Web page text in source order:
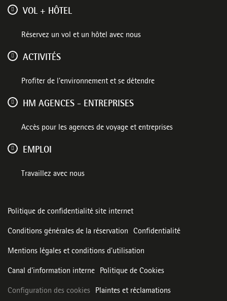
VOL + HÔTEL
Réservez un vol et un hôtel avec nous
ACTIVITÉS
Profiter de l'environnement et se détendre
HM AGENCES - ENTREPRISES
Accès pour les agences de voyage et entreprises
EMPLOI
Travaillez avec nous
Politique de confidentialité site internet
Conditions générales de la réservation Confidentialité
Mentions légales et conditions d’utilisation
Canal d'information interne Politique de Cookies
Configuration des cookies Plaintes et réclamations